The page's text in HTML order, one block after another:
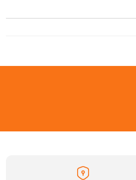
Görüş ve önerileriniz için teşekkür ederiz.